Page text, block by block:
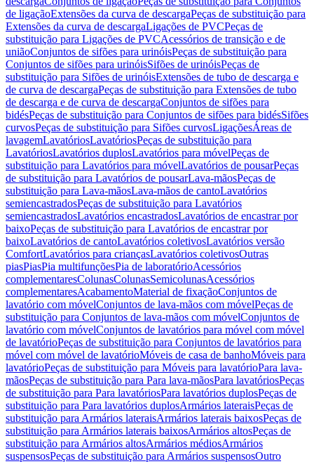
de ligaçãoExtensões da curva de descargaPeças de substituição para
Extensões da curva de descargaLigações de PVCPeças de
substituição para Ligações de PVCAcessórios de transição e de
uniãoConjuntos de sifões para urinóisPeças de substituição para
Conjuntos de sifões para urinóisSifões de urinóisPeças de
substituição para Sifões de urinóisExtensões de tubo de descarga e
de curva de descargaPeças de substituição para Extensões de tubo
de descarga e de curva de descargaConjuntos de sifões para
bidésPeças de substituição para Conjuntos de sifões para bidésSifões
curvosPeças de substituição para Sifões curvosLigaçõesÁreas de
lavagemLavatóriosLavatóriosPeças de substituição para
LavatóriosLavatórios duplosLavatórios para móvelPeças de
substituição para Lavatórios para móvelLavatórios de pousarPeças
de substituição para Lavatórios de pousarLava-mãosPeças de
substituição para Lava-mãosLava-mãos de cantoLavatórios
semiencastradosPeças de substituição para Lavatórios
semiencastradosLavatórios encastradosLavatórios de encastrar por
baixoPeças de substituição para Lavatórios de encastrar por
baixoLavatórios de cantoLavatórios coletivosLavatórios versão
ComfortLavatórios para criançasLavatórios coletivosOutras
piasPiasPia multifunçõesPia de laboratórioAcessórios
complementaresColunasColunasSemicolunasAcessórios
complementaresAcabamentoMaterial de fixaçãoConjuntos de
lavatório com móvelConjuntos de lava-mãos com móvelPeças de
substituição para Conjuntos de lava-mãos com móvelConjuntos de
lavatório com móvelConjuntos de lavatórios para móvel com móvel
de lavatórioPeças de substituição para Conjuntos de lavatórios para
móvel com móvel de lavatórioMóveis de casa de banhoMóveis para
lavatórioPeças de substituição para Móveis para lavatórioPara lava-
mãosPeças de substituição para Para lava-mãosPara lavatóriosPeças
de substituição para Para lavatóriosPara lavatórios duplosPeças de
substituição para Para lavatórios duplosArmários lateraisPeças de
substituição para Armários lateraisArmários laterais baixosPeças de
substituição para Armários laterais baixosArmários altosPeças de
substituição para Armários altosArmários médiosArmários
suspensosPeças de substituição para Armários suspensosOutro